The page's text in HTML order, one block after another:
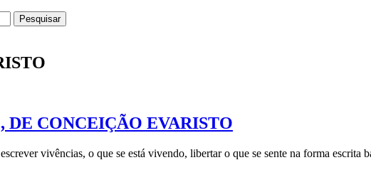
DE CONCEIÇÃO EVARISTO
vivências, o que se está vivendo, libertar o que se sente na forma